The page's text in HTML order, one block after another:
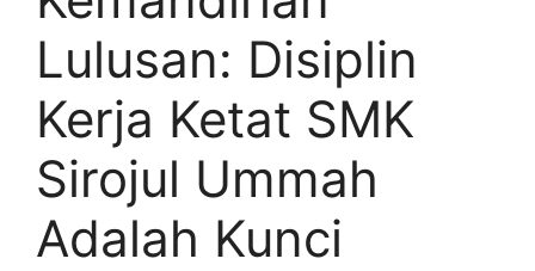
Lulusan: Disiplin
Kerja Ketat SMK
Sirojul Ummah
Adalah Kunci